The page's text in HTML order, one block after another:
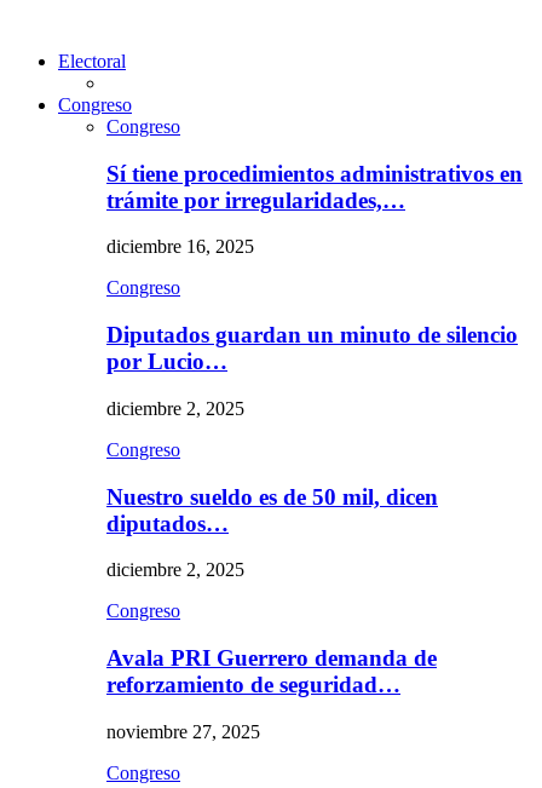
Electoral
Congreso
Congreso
Sí tiene procedimientos administrativos en
trámite por irregularidades,…
diciembre 16, 2025
Congreso
Diputados guardan un minuto de silencio
por Lucio…
diciembre 2, 2025
Congreso
Nuestro sueldo es de 50 mil, dicen
diputados…
diciembre 2, 2025
Congreso
Avala PRI Guerrero demanda de
reforzamiento de seguridad…
noviembre 27, 2025
Congreso